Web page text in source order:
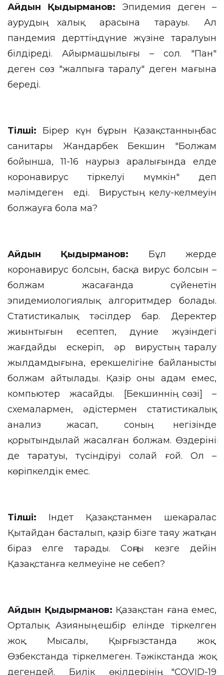
Айдын Қыдырманов: Эпидемия деген –
аурудың халық арасына тарауы. Ал
пандемия дерттің дүние жүзіне таралуын
білдіреді. Айырмашылығы – сол. "Пан"
деген сөз "жалпыға таралу" деген мағына
береді.
Тілші: Бірер күн бұрын Қазақстанның бас
санитары Жандарбек Бекшин "Болжам
бойынша, 11-16 наурыз аралығында елде
коронавирус тіркелуі мүмкін" деп
мәлімдеген еді. Вирустың келу-келмеуін
болжауға бола ма?
Айдын Қыдырманов: Бұл жерде
коронавирус болсын, басқа вирус болсын –
болжам жасағанда сүйенетін
эпидемиологиялық алгоритмдер болады.
Статистикалық тәсілдер бар. Деректер
жиынтығын есептеп, дүние жүзіндегі
жағдайды ескеріп, әр вирустың таралу
жылдамдығына, ерекшелігіне байланысты
болжам айтылады. Қазір оны адам емес,
компьютер жасайды. [Бекшиннің сөзі] –
схемалармен, әдістермен статистикалық
анализ жасап, соның негізінде
қорытындылай жасалған болжам. Өздерінің
де таратуы, түсіндіруі солай ғой. Ол –
көріпкелдік емес.
Тілші: Індет Қазақстанмен шекаралас
Қытайдан басталып, қазір бізге таяу жатқан
біраз елге тарады. Соңғы кезге дейін
Қазақстанға келмеуіне не себеп?
Айдын Қыдырманов: Қазақстан ғана емес,
Орталық Азияның ешбір елінде тіркелген
жоқ. Мысалы, Қырғызстанда жоқ.
Өзбекстанда тіркелмеген. Тәжікстанда жоқ
дегендей. Билік өкілдерінің "COVID-19